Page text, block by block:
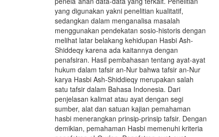
yang digunakan yakni penelitian kualitatif,
sedangkan dalam menganalisa masalah
menggunakan pendekatan sosio-historis dengan
melihat latar belakang kehidupan Hasbi Ash-
Shiddeqy karena ada kaitannya dengan
penafsiran. Hasil pembahasan tentang ayat-ayat
hukum dalam tafsir an-Nur bahwa tafsir an-Nur
karya Hasbi Ash-Shiddieqy merupakan salah
satu tafsir dalam Bahasa Indonesia. Dari
penjelasan kalimat atau ayat dengan segi
sumber, alat dan satuan kajian pemahaman
hasbi menerangkan prinsip-prinsip tafsir. Dengan
demikian, pemahaman Hasbi memenuhi kriteria